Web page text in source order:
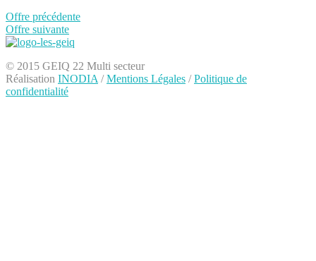
Offre précédente
Offre suivante
© 2015 GEIQ 22 Multi secteur
Réalisation INODIA/Mentions Légales /Politique de
confidentialité